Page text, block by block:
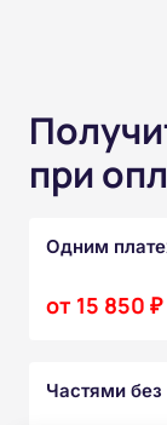
при
Одним
от 15 850 ₽
Частями без